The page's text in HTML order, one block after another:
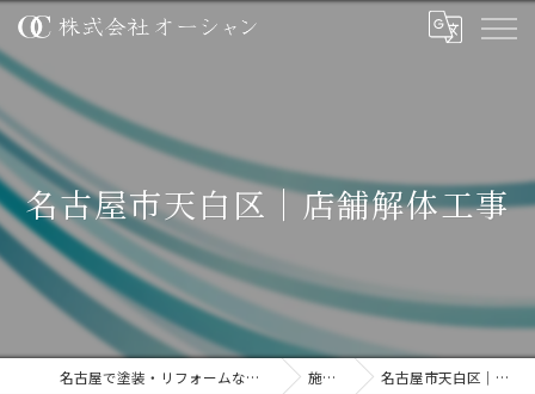
名古屋市天白区｜店舗解体工事
名古屋で塗装・リフォームなら株式会社オーシャン 施工事例 名古屋市天白区｜店舗解体工事